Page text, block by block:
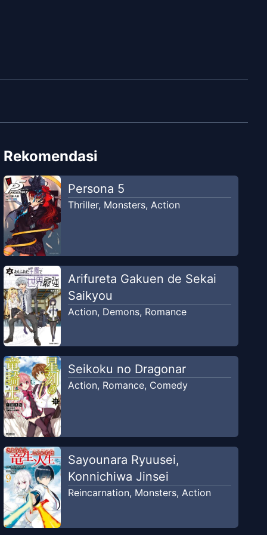
Rekomendasi
Persona 5
Thriller, Monsters, Action
Arifureta Gakuen de Sekai
Saikyou
Action, Demons, Romance
Seikoku no Dragonar
Action, Romance, Comedy
Sayounara Ryuusei,
Konnichiwa Jinsei
Reincarnation, Monsters, Action